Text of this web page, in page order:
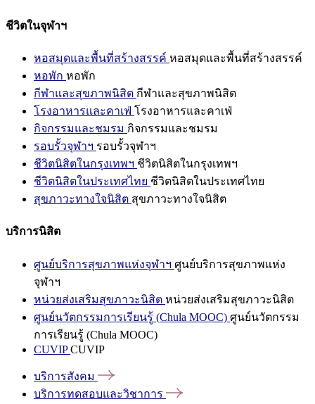
ชีวิตในจุฬาฯ
หอสมุดและพื้นที่สร้างสรรค์ หอสมุดและพื้นที่สร้างสรรค์
หอพัก หอพัก
กีฬาและสุขภาพนิสิต กีฬาและสุขภาพนิสิต
โรงอาหารและคาเฟ่ โรงอาหารและคาเฟ่
กิจกรรมและชมรม กิจกรรมและชมรม
รอบรั้วจุฬาฯ รอบรั้วจุฬาฯ
ชีวิตนิสิตในกรุงเทพฯ ชีวิตนิสิตในกรุงเทพฯ
ชีวิตนิสิตในประเทศไทย ชีวิตนิสิตในประเทศไทย
สุขภาวะทางใจนิสิต สุขภาวะทางใจนิสิต
บริการนิสิต
ศูนย์บริการสุขภาพแห่งจุฬาฯ ศูนย์บริการสุขภาพแห่ง
จุฬาฯ
หน่วยส่งเสริมสุขภาวะนิสิต หน่วยส่งเสริมสุขภาวะนิสิต
ศูนย์นวัตกรรมการเรียนรู้ (Chula MOOC) ศูนย์นวัตกรรม
การเรียนรู้ (Chula MOOC)
CUVIPCUVIP
บริการสังคม
บริการทดสอบและวิชาการ